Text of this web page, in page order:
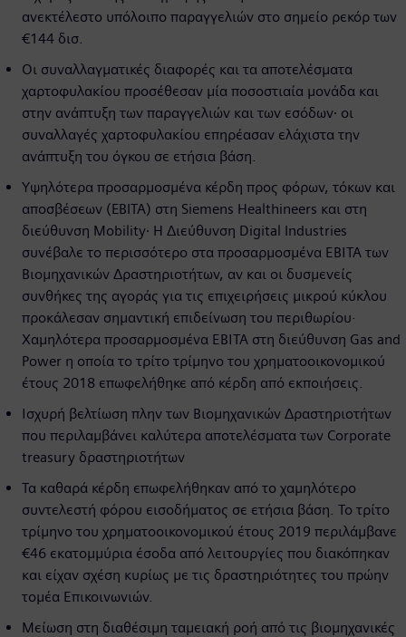
ανεκτέλεστο υπόλοιπο παραγγελιών στο σημείο ρεκόρ των
€144 δισ.
Οι συναλλαγματικές διαφορές και τα αποτελέσματα
χαρτοφυλακίου προσέθεσαν μία ποσοστιαία μονάδα και
στην ανάπτυξη των παραγγελιών και των εσόδων∙ οι
συναλλαγές χαρτοφυλακίου επηρέασαν ελάχιστα την
ανάπτυξη του όγκου σε ετήσια βάση.
Υψηλότερα προσαρμοσμένα κέρδη προς φόρων, τόκων και
αποσβέσεων (EBITA) στη Siemens Healthineers και στη
διεύθυνση Mobility∙ Η Διεύθυνση Digital Industries
συνέβαλε το περισσότερο στα προσαρμοσμένα ΕΒΙΤΑ των
Βιομηχανικών Δραστηριοτήτων, αν και οι δυσμενείς
συνθήκες της αγοράς για τις επιχειρήσεις μικρού κύκλου
προκάλεσαν σημαντική επιδείνωση του περιθωρίου·
Χαμηλότερα προσαρμοσμένα ΕΒΙΤΑ στη διεύθυνση Gas and
Power η οποία το τρίτο τρίμηνο του χρηματοοικονομικού
έτους 2018 επωφελήθηκε από κέρδη από εκποιήσεις.
Ισχυρή βελτίωση πλην των Βιομηχανικών Δραστηριοτήτων
που περιλαμβάνει καλύτερα αποτελέσματα των Corporate
treasury δραστηριοτήτων
Τα καθαρά κέρδη επωφελήθηκαν από το χαμηλότερο
συντελεστή φόρου εισοδήματος σε ετήσια βάση. Το τρίτο
τρίμηνο του χρηματοοικονομικού έτους 2019 περιλάμβανε
€46 εκατομμύρια έσοδα από λειτουργίες που διακόπηκαν
και είχαν σχέση κυρίως με τις δραστηριότητες του πρώην
τομέα Επικοινωνιών.
Μείωση στη διαθέσιμη ταμειακή ροή από τις βιομηχανικές